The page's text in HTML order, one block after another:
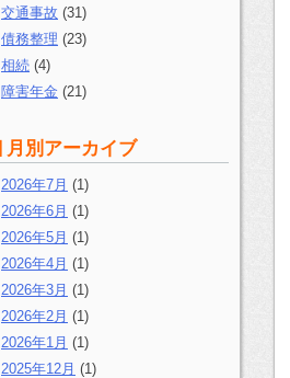
交通事故 (31)
債務整理 (23)
相続 (4)
障害年金 (21)
月別アーカイブ
2026年7月 (1)
2026年6月 (1)
2026年5月 (1)
2026年4月 (1)
2026年3月 (1)
2026年2月 (1)
2026年1月 (1)
2025年12月 (1)